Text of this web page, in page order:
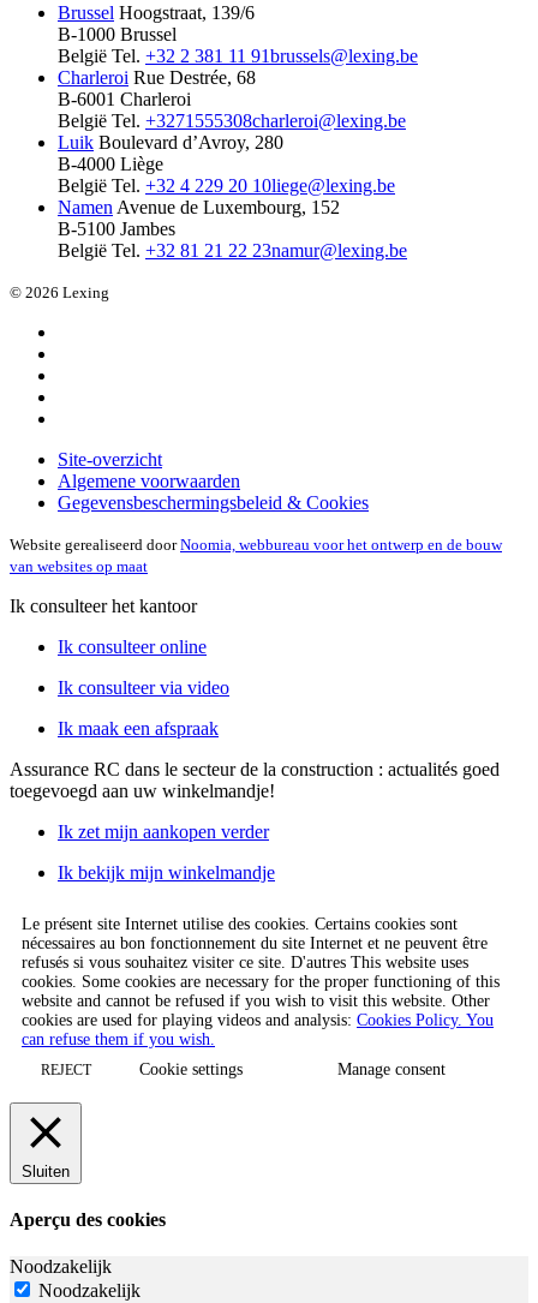
Brussel Hoogstraat, 139/6
B-1000 Brussel
België Tel. +32 2 381 11 91brussels@lexing.be
Charleroi Rue Destrée, 68
B-6001 Charleroi
België Tel. +3271555308charleroi@lexing.be
Luik Boulevard d’Avroy, 280
B-4000 Liège
België Tel. +32 4 229 20 10liege@lexing.be
Namen Avenue de Luxembourg, 152
B-5100 Jambes
België Tel. +32 81 21 22 23namur@lexing.be
© 2026 Lexing
Site-overzicht
Algemene voorwaarden
Gegevensbeschermingsbeleid & Cookies
Website gerealiseerd doorNoomia, webbureau voor het ontwerp en de bouw
van websites op maat
Ik consulteer het kantoor
Ik consulteer online
Ik consulteer via video
Ik maak een afspraak
Assurance RC dans le secteur de la construction : actualités goed
toegevoegd aan uw winkelmandje!
Ik zet mijn aankopen verder
Ik bekijk mijn winkelmandje
Le présent site Internet utilise des cookies. Certains cookies sont
nécessaires au bon fonctionnement du site Internet et ne peuvent être
refusés si vous souhaitez visiter ce site. D'autres This website uses
cookies. Some cookies are necessary for the proper functioning of this
website and cannot be refused if you wish to visit this website. Other
cookies are used for playing videos and analysis: Cookies Policy. You
can refuse them if you wish.
REJECT Cookie settings Manage consent
Sluiten
Aperçu des cookies
Noodzakelijk
Noodzakelijk